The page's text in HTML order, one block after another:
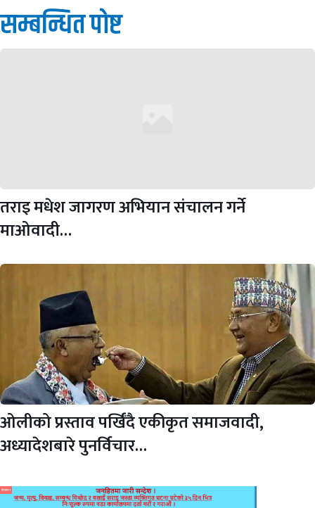
सम्बन्धित पाेष्ट
तराइ मधेश जागरण अभियान संचालन गर्ने
माओवादी…
ओलीको प्रस्ताव पर्खिँदै एकीकृत समाजवादी,
अध्यादेशबारे पुनर्विचार…
विज्ञापन